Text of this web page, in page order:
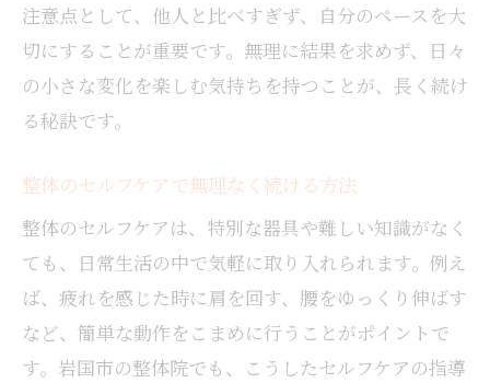
注意点として、他人と比べすぎず、自分のペースを大
切にすることが重要です。無理に結果を求めず、日々
の小さな変化を楽しむ気持ちを持つことが、長く続け
る秘訣です。
整体のセルフケアで無理なく続ける方法
整体のセルフケアは、特別な器具や難しい知識がなく
ても、日常生活の中で気軽に取り入れられます。例え
ば、疲れを感じた時に肩を回す、腰をゆっくり伸ばす
など、簡単な動作をこまめに行うことがポイントで
す。岩国市の整体院でも、こうしたセルフケアの指導